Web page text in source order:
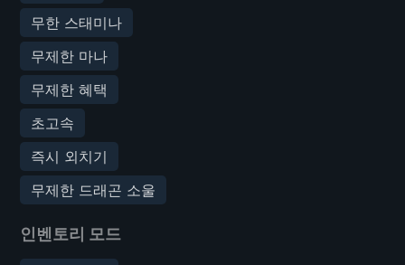
무한 스태미나
무제한 마나
무제한 혜택
초고속
즉시 외치기
무제한 드래곤 소울
인벤토리 모드